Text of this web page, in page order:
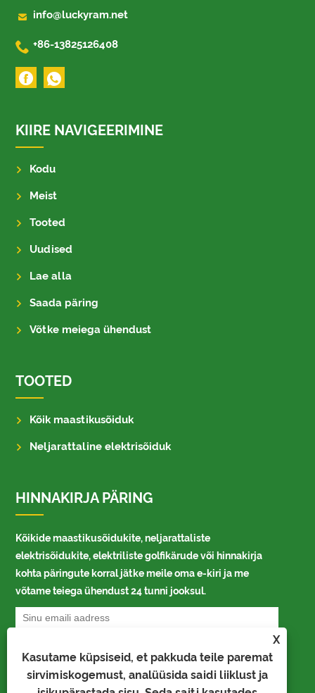
X
Kasutame küpsiseid, et pakkuda teile paremat
sirvimiskogemust, analüüsida saidi liiklust ja
 info@luckyram.net
 +86-13825126408
KIIRE NAVIGEERIMINE
Kodu
Meist
Tooted
Uudised
Lae alla
Saada päring
Võtke meiega ühendust
TOOTED
Kõik maastikusõiduk
Neljarattaline elektrisõiduk
HINNAKIRJA PÄRING
Kõikide maastikusõidukite, neljarattaliste
elektrisõidukite, elektriliste golfikärude või hinnakirja
kohta päringute korral jätke meile oma e-kiri ja me
võtame teiega ühendust 24 tunni jooksul.